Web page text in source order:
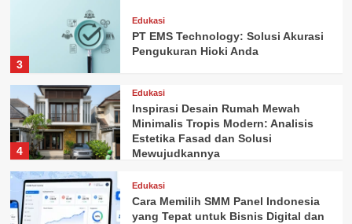
3
Edukasi
PT EMS Technology: Solusi Akurasi
Pengukuran Hioki Anda
4
Edukasi
Inspirasi Desain Rumah Mewah
Minimalis Tropis Modern: Analisis
Estetika Fasad dan Solusi
Mewujudkannya
Edukasi
Cara Memilih SMM Panel Indonesia
yang Tepat untuk Bisnis Digital dan